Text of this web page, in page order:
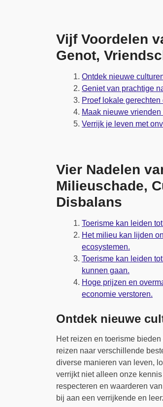
Vijf Voordelen
Genot,
Ontdek nieuwe
Geniet van prachtige
Proef lokale
Maak nieuwe
Verrijk je leven met
Vier Nadelen
Milieuschade,
Disbalans
Toerisme kan leiden
Het milieu kan lijden
ecosystemen.
Toerisme kan leiden
kunnen gaan.
Hoge prijzen en
economie verstoren.
Ontdek nieuwe
Het reizen en toerisme
reizen naar verschillende
diverse manieren van leven,
verrijkt niet alleen onze
respecteren en waarderen
bij aan een verrijkende en